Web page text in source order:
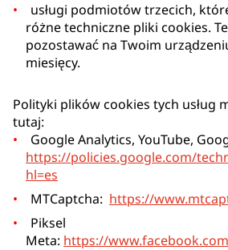
usługi podmiotów trzecich,
różne techniczne pliki cookies.
pozostawać na Twoim
miesięcy.
Polityki plików cookies tych usług
tutaj:
Google Analytics, YouTube,
https://policies.google.com/
hl=es
MTCaptcha: https://
Piksel
Meta: https://